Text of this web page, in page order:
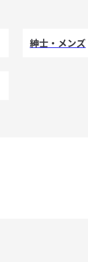
紳士・メンズ